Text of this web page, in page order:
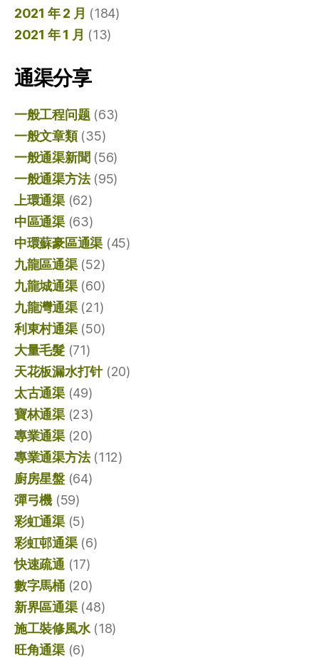
2021 年 2 月 (184)
2021 年 1 月 (13)
通渠分享
一般工程问题(63)
一般文章類(35)
一般通渠新聞 (56)
一般通渠方法(95)
上環通渠(62)
中區通渠(63)
中環蘇豪區通渠 (45)
九龍區通渠(52)
九龍城通渠(60)
九龍灣通渠(21)
利東村通渠(50)
大量毛髮(71)
天花板漏水打针(20)
太古通渠(49)
寶林通渠(23)
專業通渠(20)
專業通渠方法(112)
廚房星盤(64)
彈弓機 (59)
彩虹通渠(5)
彩虹邨通渠(6)
快速疏通 (17)
數字馬桶(20)
新界區通渠(48)
施工裝修風水(18)
旺角通渠(6)